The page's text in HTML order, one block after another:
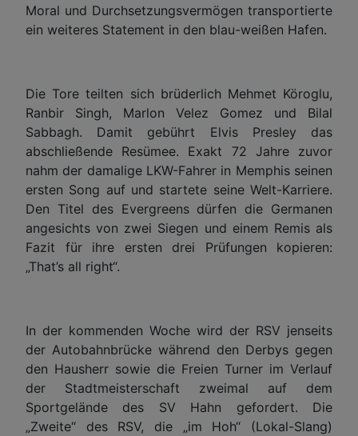
Moral und Durchsetzungsvermögen transportierte
ein weiteres Statement in den blau-weißen Hafen.
Die Tore teilten sich brüderlich Mehmet Köroglu,
Ranbir Singh, Marlon Velez Gomez und Bilal
Sabbagh. Damit gebührt Elvis Presley das
abschließende Resümee. Exakt 72 Jahre zuvor
nahm der damalige LKW-Fahrer in Memphis seinen
ersten Song auf und startete seine Welt-Karriere.
Den Titel des Evergreens dürfen die Germanen
angesichts von zwei Siegen und einem Remis als
Fazit für ihre ersten drei Prüfungen kopieren:
„That’s all right“.
In der kommenden Woche wird der RSV jenseits
der Autobahnbrücke während den Derbys gegen
den Hausherr sowie die Freien Turner im Verlauf
der Stadtmeisterschaft zweimal auf dem
Sportgelände des SV Hahn gefordert. Die
„Zweite“ des RSV, die „im Hoh“ (Lokal-Slang)